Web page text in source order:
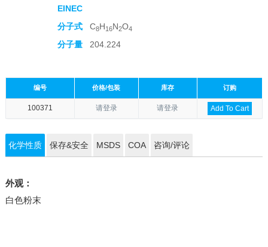
EINEC
分子式
C8H16N2O4
分子量 204.224
编号 价格/包装 库存 订购
100371 请登录 请登录 Add To Cart
化学性质 保存&安全 MSDS COA 咨询/评论
外观：
白色粉末